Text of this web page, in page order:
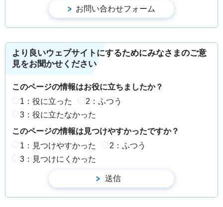
より良いウェブサイトにするためにみなさまのご意
見をお聞かせください
このページの情報はお役に立ちましたか？
1：役に立った
2：ふつう
3：役に立たなかった
このページの情報は見つけやすかったですか？
1：見つけやすかった
2：ふつう
3：見つけにくかった